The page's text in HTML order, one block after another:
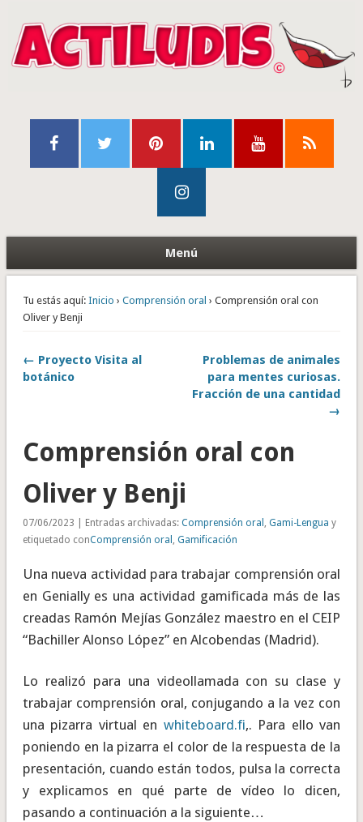
Menú
Tu estás aquí: Inicio › Comprensión oral › Comprensión oral con
Oliver y Benji
← Proyecto Visita al
botánico
Problemas de animales
para mentes curiosas.
Fracción de una cantidad
→
Comprensión oral con
Oliver y Benji
07/06/2023 | Entradas archivadas: Comprensión oral , Gami-Lengua y
etiquetado conComprensión oral , Gamificación
Una nueva actividad para trabajar comprensión oral
en Genially es una actividad gamificada más de las
creadas Ramón Mejías González maestro en el CEIP
“Bachiller Alonso López” en Alcobendas (Madrid).
Lo realizó para una videollamada con su clase y
trabajar comprensión oral, conjugando a la vez con
una pizarra virtual en whiteboard.fi,. Para ello van
poniendo en la pizarra el color de la respuesta de la
presentación, cuando están todos, pulsa la correcta
y explicamos en qué parte de vídeo lo dicen,
pasando a continuación a la siguiente…